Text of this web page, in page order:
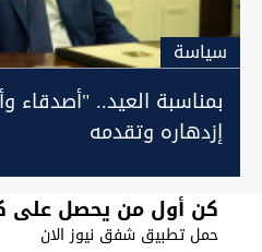
سیاسة
بمناسبة العيد.. "أصدقاء
إزدهاره وتقدمه
كن أول من يحصل على
حمل تطبيق شفق نيوز الان